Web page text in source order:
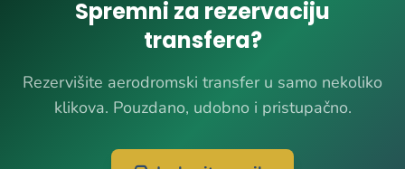
Spremni za rezervaciju
transfera?
Rezervišite aerodromski transfer u samo nekoliko
klikova. Pouzdano, udobno i pristupačno.